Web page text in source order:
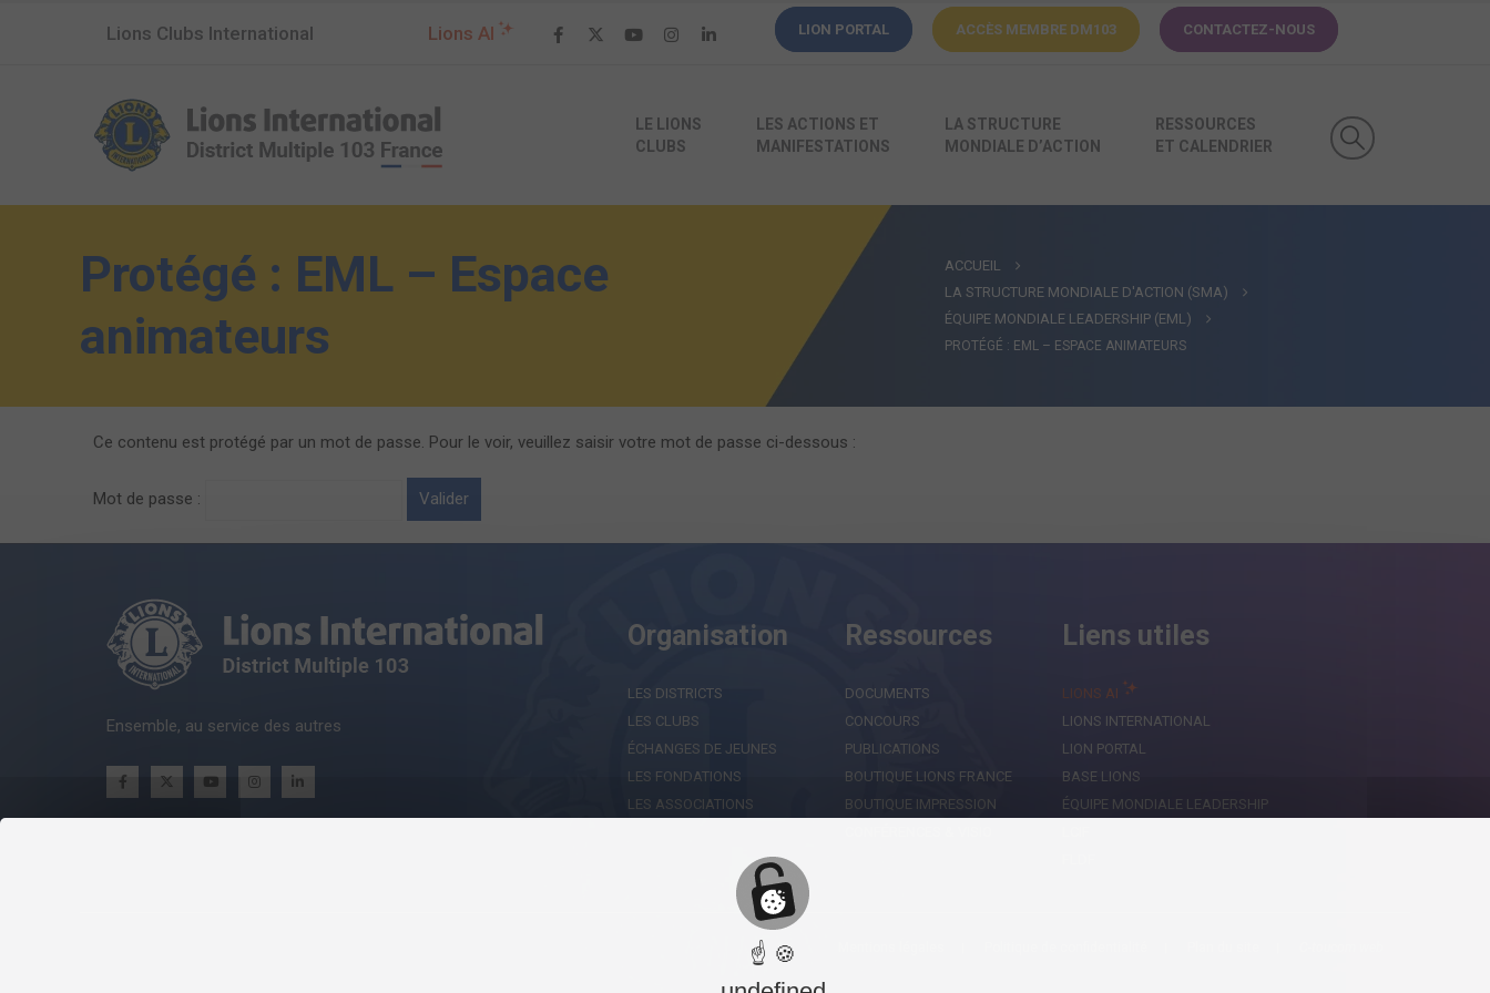
☝ 🍪
Lions Clubs International Lions AI LION PORTAL ACCÈS MEMBRE DM103 CONTACTEZ-NOUS
LE LIONS
CLUBS
LES ACTIONS ET
MANIFESTATIONS
LA STRUCTURE
MONDIALE D’ACTION
RESSOURCES
ET CALENDRIER
Protégé : EML – Espace
animateurs
ACCUEIL
LA STRUCTURE MONDIALE D'ACTION (SMA)
ÉQUIPE MONDIALE LEADERSHIP (EML)
PROTÉGÉ : EML – ESPACE ANIMATEURS
Ce contenu est protégé par un mot de passe. Pour le voir, veuillez saisir votre mot de passe ci-dessous :
Mot de passe :
Ensemble, au service des autres
Organisation
LES DISTRICTS
LES CLUBS
ÉCHANGES DE JEUNES
LES FONDATIONS
LES ASSOCIATIONS
Ressources
DOCUMENTS
CONCOURS
PUBLICATIONS
BOUTIQUE LIONS FRANCE
BOUTIQUE IMPRESSION
Liens utiles
LIONS AI
LIONS INTERNATIONAL
LION PORTAL
BASE LIONS
ÉQUIPE MONDIALE LEADERSHIP